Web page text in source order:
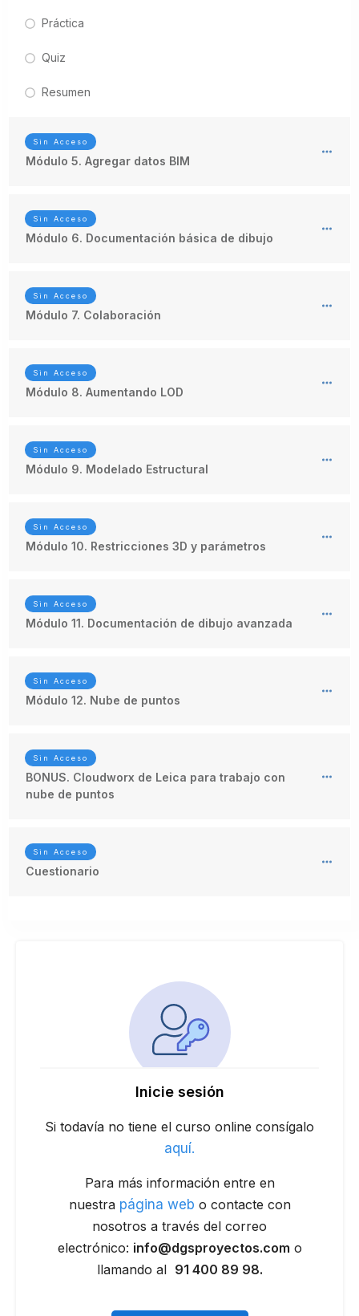
Inicie sesión
Si todavía no tiene el curso online consígalo
aquí.
Para más información entre en
nuestrapágina web o contacte con
nosotros a través del correo
electrónico: info@dgsproyectos.com o
llamando al 91 400 89 98.
Práctica
Quiz
Resumen
Sin Acceso
Módulo 5. Agregar datos BIM
Sin Acceso
Módulo 6. Documentación básica de dibujo
Sin Acceso
Módulo 7. Colaboración
Sin Acceso
Módulo 8. Aumentando LOD
Sin Acceso
Módulo 9. Modelado Estructural
Sin Acceso
Módulo 10. Restricciones 3D y parámetros
Sin Acceso
Módulo 11. Documentación de dibujo avanzada
Sin Acceso
Módulo 12. Nube de puntos
Sin Acceso
BONUS. Cloudworx de Leica para trabajo con
nube de puntos
Sin Acceso
Cuestionario